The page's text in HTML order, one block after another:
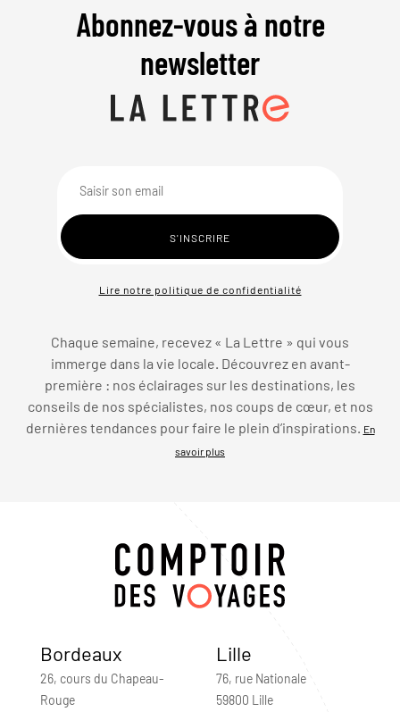
Abonnez-vous à notre
newsletter
Lire notre politique de confidentialité
Chaque semaine, recevez « La Lettre » qui vous
immerge dans la vie locale. Découvrez en avant-
première : nos éclairages sur les destinations, les
conseils de nos spécialistes, nos coups de cœur, et nos
dernières tendances pour faire le plein d’inspirations. En
savoir plus
Bordeaux
26, cours du Chapeau-
Rouge
Lille
76, rue Nationale
59800 Lille